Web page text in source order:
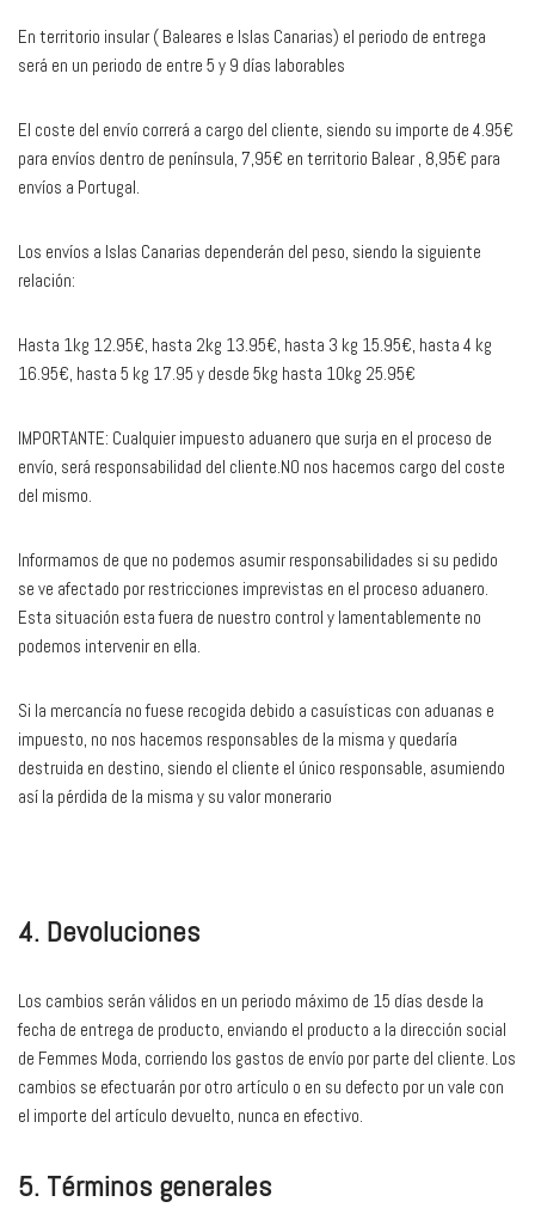
En territorio insular ( Baleares e Islas Canarias) el periodo de entrega
será en un periodo de entre 5 y 9 días laborables
El coste del envío correrá a cargo del cliente, siendo su importe de 4.95€
para envíos dentro de península, 7,95€ en territorio Balear , 8,95€ para
envíos a Portugal.
Los envíos a Islas Canarias dependerán del peso, siendo la siguiente
relación:
Hasta 1kg 12.95€, hasta 2kg 13.95€, hasta 3 kg 15.95€, hasta 4 kg
16.95€, hasta 5 kg 17.95 y desde 5kg hasta 10kg 25.95€
IMPORTANTE: Cualquier impuesto aduanero que surja en el proceso de
envío, será responsabilidad del cliente.NO nos hacemos cargo del coste
del mismo.
Informamos de que no podemos asumir responsabilidades si su pedido
se ve afectado por restricciones imprevistas en el proceso aduanero.
Esta situación esta fuera de nuestro control y lamentablemente no
podemos intervenir en ella.
Si la mercancía no fuese recogida debido a casuísticas con aduanas e
impuesto, no nos hacemos responsables de la misma y quedaría
destruida en destino, siendo el cliente el único responsable, asumiendo
así la pérdida de la misma y su valor monerario
4. Devoluciones
Los cambios serán válidos en un periodo máximo de 15 días desde la
fecha de entrega de producto, enviando el producto a la dirección social
de Femmes Moda, corriendo los gastos de envío por parte del cliente. Los
cambios se efectuarán por otro artículo o en su defecto por un vale con
el importe del artículo devuelto, nunca en efectivo.
5. Términos generales